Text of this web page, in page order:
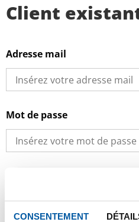
CONSENTEMENT
Client
Adresse mail
Mot de passe
MOT DE PASSE OUBLIÉ ?